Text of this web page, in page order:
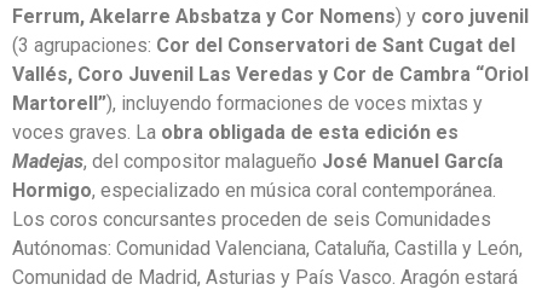
Ferrum, Akelarre Absbatza y Cor Nomens) y coro juvenil
(3 agrupaciones: Cor del Conservatori de Sant Cugat del
Vallés, Coro Juvenil Las Veredas y Cor de Cambra “Oriol
Martorell”), incluyendo formaciones de voces mixtas y
voces graves. La obra obligada de esta edición es
Madejas, del compositor malagueño José Manuel García
Hormigo, especializado en música coral contemporánea.
Los coros concursantes proceden de seis Comunidades
Autónomas: Comunidad Valenciana, Cataluña, Castilla y León,
Comunidad de Madrid, Asturias y País Vasco. Aragón estará